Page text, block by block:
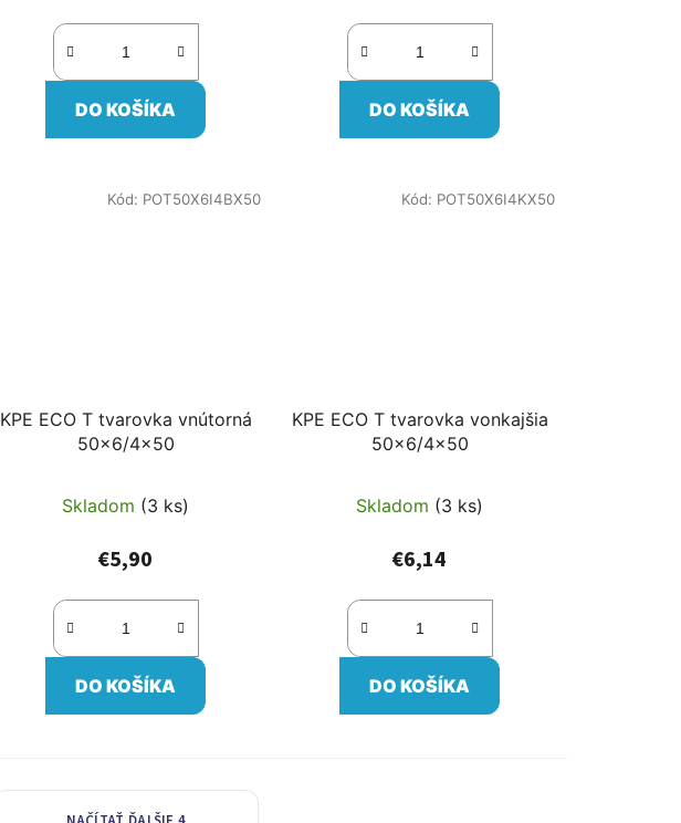
DO KOŠÍKA DO KOŠÍKA
KPE ECO T tvarovka vnútorná
50x6/4x50
Skladom (3 ks)
€5,90
DO KOŠÍKA
Kód: POT50X6I4BX50
KPE ECO T tvarovka vonkajšia
50x6/4x50
Skladom (3 ks)
€6,14
DO KOŠÍKA
Kód: POT50X6I4KX50